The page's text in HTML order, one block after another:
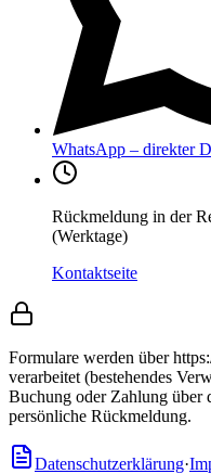
WhatsApp – direkter
Rückmeldung in der
(Werktage)
Kontaktseite
Formulare werden über
verarbeitet (bestehendes
Buchung oder Zahlung über
persönliche Rückmeldung.
Datenschutzerklärung·